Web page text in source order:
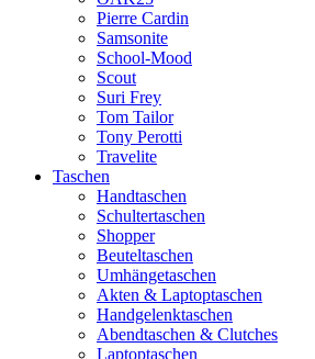
Pierre Cardin
Samsonite
School-Mood
Scout
Suri Frey
Tom Tailor
Tony Perotti
Travelite
Taschen
Handtaschen
Schultertaschen
Shopper
Beuteltaschen
Umhängetaschen
Akten & Laptoptaschen
Handgelenktaschen
Abendtaschen & Clutches
Laptoptaschen